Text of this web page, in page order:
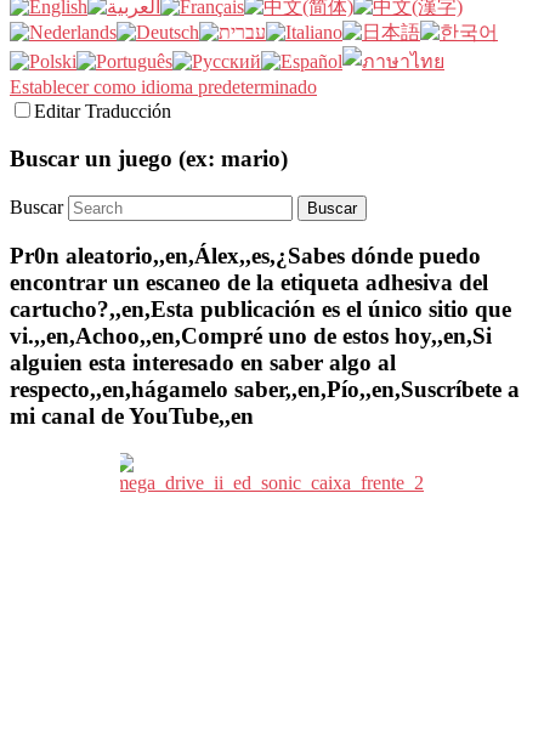
Establecer como idioma predeterminado
Editar Traducción
Buscar un juego (ex: mario)
Buscar
Pr0n aleatorio,,en,Álex,,es,¿Sabes dónde puedo
encontrar un escaneo de la etiqueta adhesiva del
cartucho?,,en,Esta publicación es el único sitio que
vi.,,en,Achoo,,en,Compré uno de estos hoy,,en,Si
alguien esta interesado en saber algo al
respecto,,en,hágamelo saber,,en,Pío,,en,Suscríbete a
mi canal de YouTube,,en